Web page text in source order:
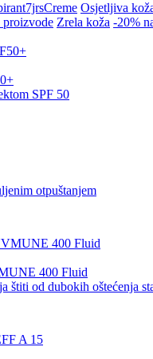
7jrsCreme Osjetljiva
proizvode Zrela koža -20%
SPF 50
otpuštanjem
400 Fluid
od dubokih oštećenja